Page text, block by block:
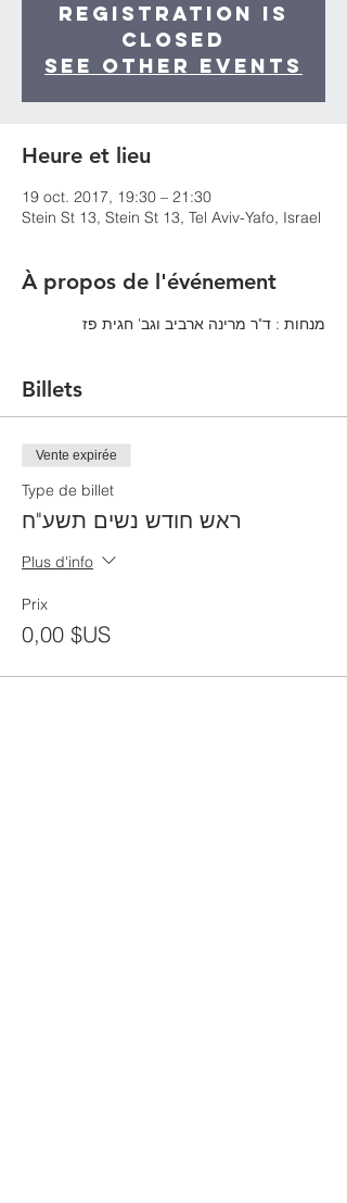
Registration is
Closed
See other events
Heure et lieu
19 oct. 2017, 19:30 – 21:30
Stein St 13, Stein St 13, Tel Aviv-Yafo, Israel
À propos de l'événement
מנחות : ד"ר מרינה ארביב וגב' חגית פז
Billets
Vente expirée
Type de billet
ראש חודש נשים תשע"ח
Plus d'info
Prix
0,00 $US